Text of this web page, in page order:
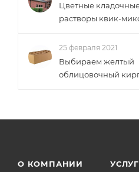
Цветные
растворы квик-
25 февраля 2021
Выбираем желтый
облицовочный
О КОМПАНИИ